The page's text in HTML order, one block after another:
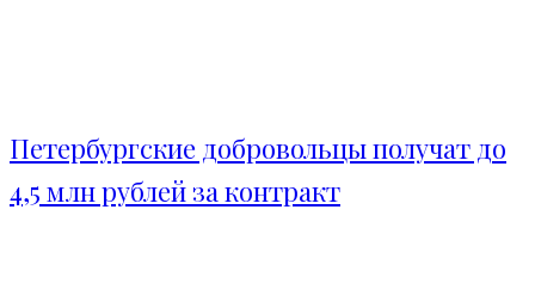
Петербургские добровольцы получат до
4,5 млн рублей за контракт